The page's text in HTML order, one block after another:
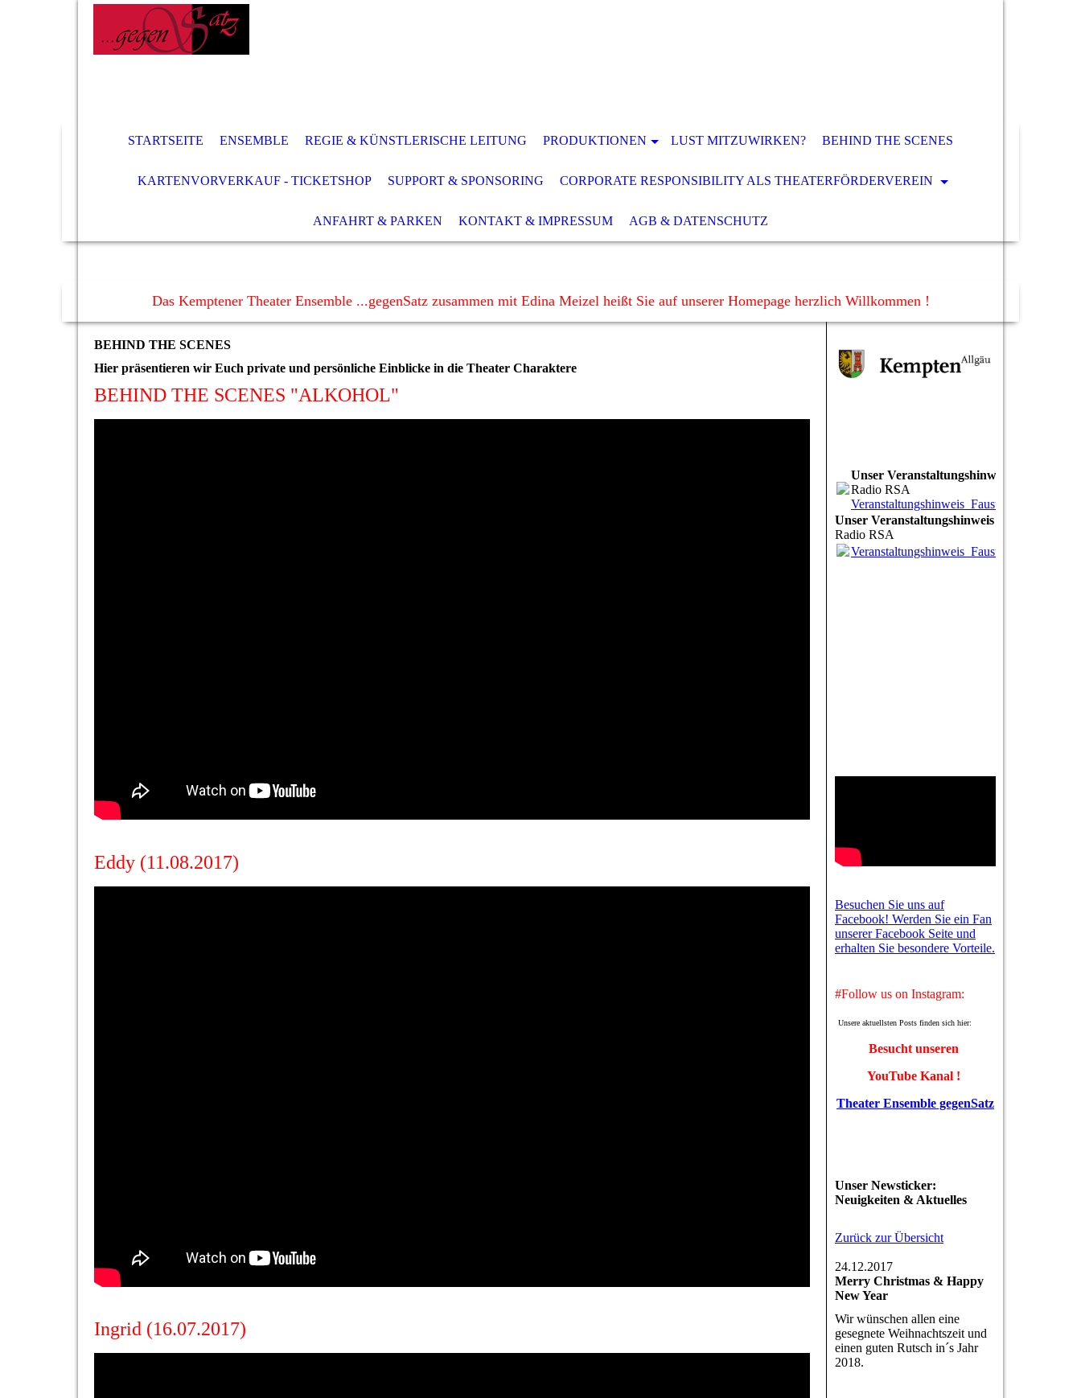
STARTSEITE ENSEMBLE REGIE & KÜNSTLERISCHE LEITUNG PRODUKTIONEN LUST MITZUWIRKEN? BEHIND THE SCENES
KARTENVORVERKAUF - TICKETSHOP SUPPORT & SPONSORING CORPORATE RESPONSIBILITY ALS THEATERFÖRDERVEREIN
ANFAHRT & PARKEN KONTAKT & IMPRESSUM AGB & DATENSCHUTZ
Das Kemptener Theater Ensemble ...gegenSatz zusammen mit Edina Meizel heißt Sie auf unserer Homepage herzlich Willkommen !
BEHIND THE SCENES
Hier präsentieren wir Euch private und persönliche Einblicke in die Theater Charaktere
BEHIND THE SCENES "ALKOHOL"
Eddy (11.08.2017)
Ingrid (16.07.2017)
Unser Veranstaltungshinweis
Radio RSA
Veranstaltungshinweis_Faust_RSA.mp3
Unser Veranstaltungshinweis
Radio RSA
Veranstaltungshinweis_Faust_RSA.mp3
Besuchen Sie uns auf
Facebook! Werden Sie ein Fan
unserer Facebook Seite und
erhalten Sie besondere Vorteile.
#Follow us on Instagram:
Unsere aktuellsten Posts finden sich hier:
Besucht unseren
YouTube Kanal !
Theater Ensemble gegenSatz
Unser Newsticker:
Neuigkeiten & Aktuelles
Zurück zur Übersicht
24.12.2017
Merry Christmas & Happy
New Year
Wir wünschen allen eine
gesegnete Weihnachtszeit und
einen guten Rutsch in´s Jahr
2018.